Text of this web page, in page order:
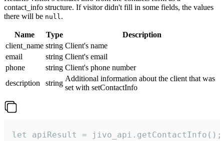
contact_info structure. If visitor didn't fill in some fields, the values
there will be null.
Name Type
Description
client_name string Client's name
email
string Client's email
phone
string Client's phone number
description
string
Additional information about the client that was
set with setContactInfo
let apiResult = jivo_api.getContactInfo();